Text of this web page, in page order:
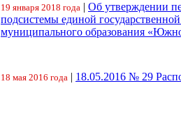
19 января 2018 года | Об утверждении
подсистемы единой
муниципального образования
18 мая 2016 года | 18.05.2016 № 29